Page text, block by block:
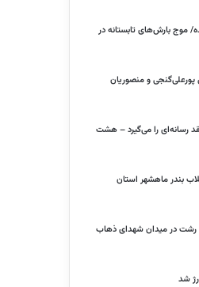
۷۲ ساعت آینده/ موج بارش‌های تابستانه در
پورعلی‌گنجی و منصوریان
رسانه‌ای را می‌گیرد – هشت
بندر ماهشهر استان
رشت در میدان شهدای ذهاب